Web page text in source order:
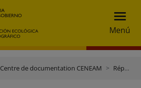
Menú
Centre de documentation CENEAM Répertoire des centres de documentation